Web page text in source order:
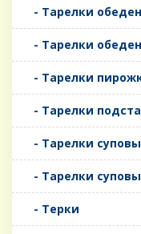
- Тарелки
- Тарелки
- Тарелки
- Тарелки
- Тарелки
- Тарелки
- Терки